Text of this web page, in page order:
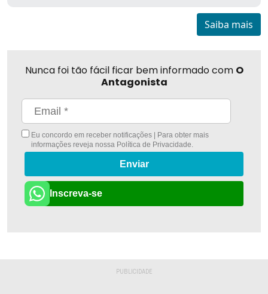
Saiba mais
Nunca foi tão fácil ficar bem informado com O
Antagonista
Eu concordo em receber notificações | Para obter mais
informações reveja nossa Política de Privacidade.
Enviar
Inscreva-se